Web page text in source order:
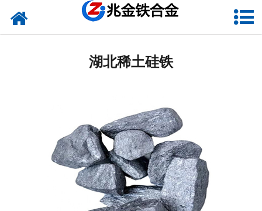
网站首页
湖北碳化硅
湖北铬铁
湖北球化剂
湖北稀土硅铁